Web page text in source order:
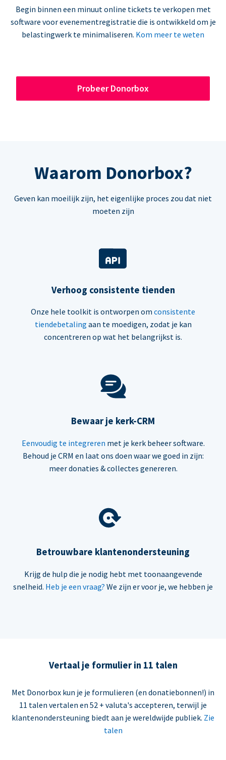
Begin binnen een minuut online tickets te verkopen met
software voor evenementregistratie die is ontwikkeld om je
belastingwerk te minimaliseren. Kom meer te weten
Probeer Donorbox
Waarom Donorbox?
Geven kan moeilijk zijn, het eigenlijke proces zou dat niet
moeten zijn
Verhoog consistente tienden
Onze hele toolkit is ontworpen om consistente
tiendebetaling aan te moedigen, zodat je kan
concentreren op wat het belangrijkst is.
Bewaar je kerk-CRM
Eenvoudig te integreren met je kerk beheer software.
Behoud je CRM en laat ons doen waar we goed in zijn:
meer donaties & collectes genereren.
Betrouwbare klantenondersteuning
Krijg de hulp die je nodig hebt met toonaangevende
snelheid. Heb je een vraag? We zijn er voor je, we hebben je
Vertaal je formulier in 11 talen
Met Donorbox kun je je formulieren (en donatiebonnen!) in
11 talen vertalen en 52 + valuta's accepteren, terwijl je
klantenondersteuning biedt aan je wereldwijde publiek. Zie
talen